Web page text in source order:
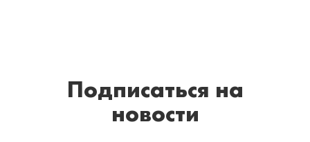
Подписаться на
новости